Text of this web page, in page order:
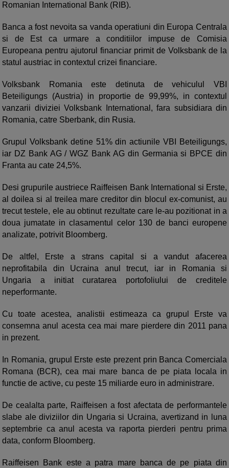
Romanian International Bank (RIB).
Banca a fost nevoita sa vanda operatiuni din Europa Centrala
si de Est ca urmare a conditiilor impuse de Comisia
Europeana pentru ajutorul financiar primit de Volksbank de la
statul austriac in contextul crizei financiare.
Volksbank Romania este detinuta de vehiculul VBI
Beteiligungs (Austria) in proportie de 99,99%, in contextul
vanzarii diviziei Volksbank International, fara subsidiara din
Romania, catre Sberbank, din Rusia.
Grupul Volksbank detine 51% din actiunile VBI Beteiligungs,
iar DZ Bank AG / WGZ Bank AG din Germania si BPCE din
Franta au cate 24,5%.
Desi grupurile austriece Raiffeisen Bank International si Erste,
al doilea si al treilea mare creditor din blocul ex-comunist, au
trecut testele, ele au obtinut rezultate care le-au pozitionat in a
doua jumatate in clasamentul celor 130 de banci europene
analizate, potrivit Bloomberg.
De altfel, Erste a strans capital si a vandut afacerea
neprofitabila din Ucraina anul trecut, iar in Romania si
Ungaria a initiat curatarea portofoliului de creditele
neperformante.
Cu toate acestea, analistii estimeaza ca grupul Erste va
consemna anul acesta cea mai mare pierdere din 2011 pana
in prezent.
In Romania, grupul Erste este prezent prin Banca Comerciala
Romana (BCR), cea mai mare banca de pe piata locala in
functie de active, cu peste 15 miliarde euro in administrare.
De cealalta parte, Raiffeisen a fost afectata de performantele
slabe ale diviziilor din Ungaria si Ucraina, avertizand in luna
septembrie ca anul acesta va raporta pierderi pentru prima
data, conform Bloomberg.
Raiffeisen Bank este a patra mare banca de pe piata din